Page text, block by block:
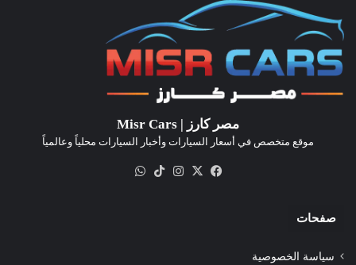
مصر كارز | Misr Cars
موقع متخصص في أسعار السيارات وأخبار السيارات محلياً وعالمياً
فيسبوك
‫X انستقرام‫TikTok
صفحات
سياسة الخصوصية